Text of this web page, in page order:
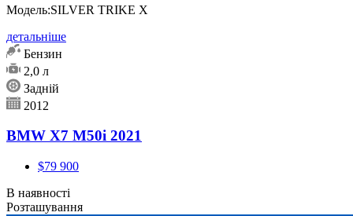
Модель:SILVER TRIKE X
детальніше
Бензин
2,0 л
Задній
2012
BMW X7 M50i 2021
$79 900
В наявності
Розташування